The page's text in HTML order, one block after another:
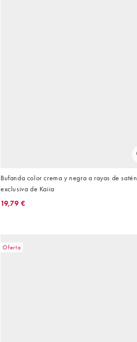
Bufanda color crema y negra a rayas de satén
exclusiva de Kaiia
19,79 €
Oferta